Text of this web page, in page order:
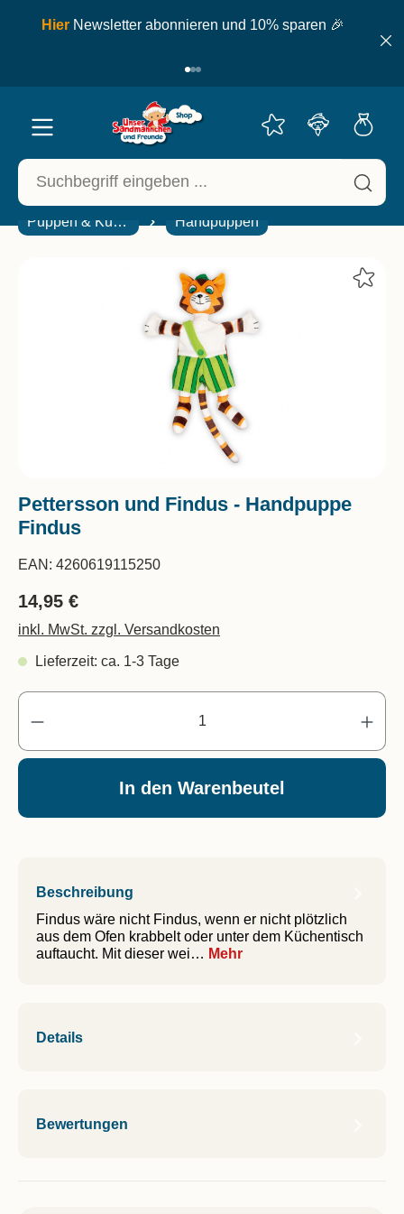
springen
Hier Newsletter abonnieren und 10% sparen 🎉
Puppen & Kuscheltiere Handpuppen
Pettersson und Findus - Handpuppe
Findus
EAN: 4260619115250
14,95 €
inkl. MwSt. zzgl. Versandkosten
Lieferzeit: ca. 1-3 Tage
In den Warenbeutel
Beschreibung
Findus wäre nicht Findus, wenn er nicht plötzlich
aus dem Ofen krabbelt oder unter dem Küchentisch
auftaucht. Mit dieser wei… Mehr
Details
Bewertungen